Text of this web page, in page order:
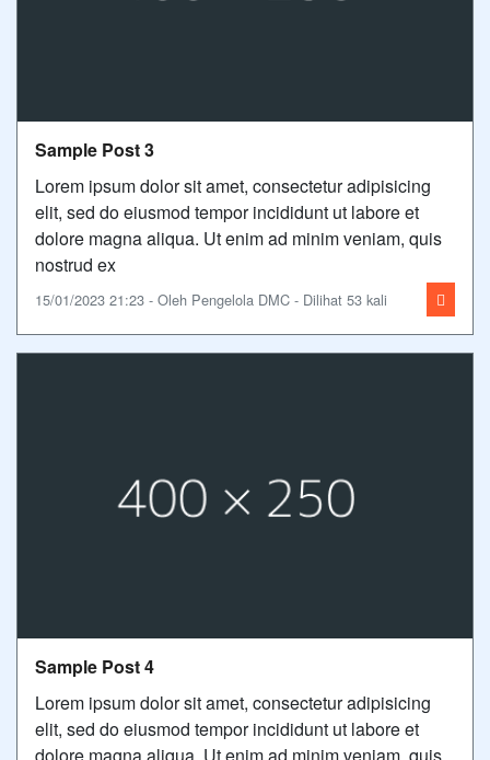
Sample Post 3
Lorem ipsum dolor sit amet, consectetur adipisicing
elit, sed do eiusmod tempor incididunt ut labore et
dolore magna aliqua. Ut enim ad minim veniam, quis
nostrud ex
15/01/2023 21:23 - Oleh Pengelola DMC - Dilihat 53 kali
Sample Post 4
Lorem ipsum dolor sit amet, consectetur adipisicing
elit, sed do eiusmod tempor incididunt ut labore et